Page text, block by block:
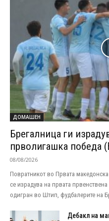
ДОМАШЕН
Брегалница ги
прволигашка победа
08/08/2026
Повратникот во Првата
се израдува на првата
одигран во Штип, фудбалерите на
Дебакл на